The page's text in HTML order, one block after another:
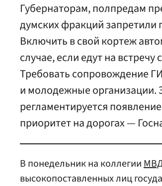
Губернаторам, полпредам
думских фракций
Включить в свой кортеж
случае, если едут на
Требовать сопровождение
и молодежные организации.
регламентируется
приоритет на дорогах —
В понедельник на коллегии
высокопоставленных лиц